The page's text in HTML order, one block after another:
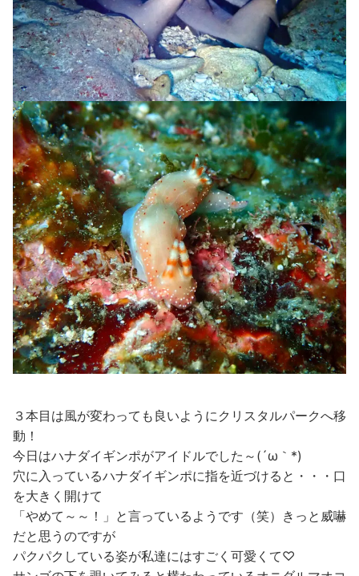
３本目は風が変わっても良いようにクリスタルパークへ移
動！
今日はハナダイギンポがアイドルでした～(´ω｀*)
穴に入っているハナダイギンポに指を近づけると・・・口
を大きく開けて
「やめて～～！」と言っているようです（笑）きっと威嚇
だと思うのですが
パクパクしている姿が私達にはすごく可愛くて♡